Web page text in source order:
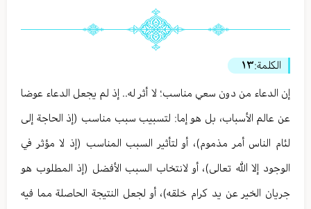
الكلمة:١٣
إن الدعاء من دون سعي مناسب؛ لا أثر له.. إذ لم يجعل الدعاء عوضا
عن عالم الأسباب، بل هو إما: لتسبيب سبب مناسب (إذ الحاجة إلى
لئام الناس أمر مذموم)، أو لتأثير السبب المناسب (إذ لا مؤثر في
الوجود إلا الله تعالى)، أو لانتخاب السبب الأفضل (إذ المطلوب هو
جريان الخير عن يد كرام خلقه)، أو لجعل النتيجة الحاصلة مما فيه